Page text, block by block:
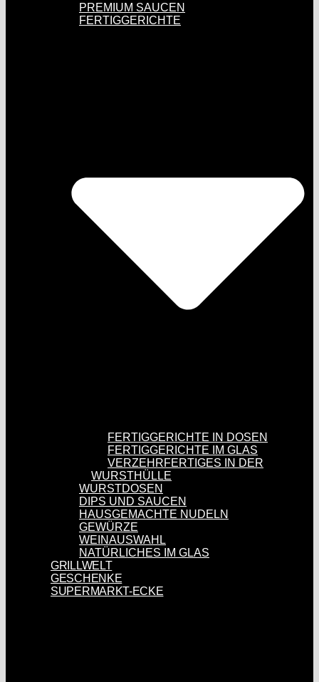
PREMIUM SAUCEN
FERTIGGERICHTE
FERTIGGERICHTE IN DOSEN
FERTIGGERICHTE IM GLAS
VERZEHRFERTIGES IN DER
WURSTHÜLLE
WURSTDOSEN
DIPS UND SAUCEN
HAUSGEMACHTE NUDELN
GEWÜRZE
WEINAUSWAHL
NATÜRLICHES IM GLAS
GRILLWELT
GESCHENKE
SUPERMARKT-ECKE